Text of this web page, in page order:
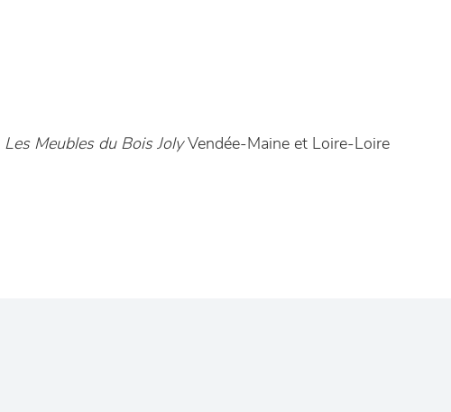
Les Meubles du Bois JolyVendée-Maine et Loire-Loire